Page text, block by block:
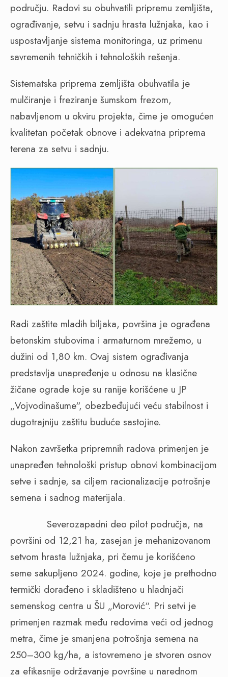
području. Radovi su obuhvatili pripremu zemljišta,
ograđivanje, setvu i sadnju hrasta lužnjaka, kao i
uspostavljanje sistema monitoringa, uz primenu
savremenih tehničkih i tehnoloških rešenja.
Sistematska priprema zemljišta obuhvatila je
mulčiranje i freziranje šumskom frezom,
nabavljenom u okviru projekta, čime je omogućen
kvalitetan početak obnove i adekvatna priprema
terena za setvu i sadnju.
Radi zaštite mladih biljaka, površina je ograđena
betonskim stubovima i armaturnom mrežemo, u
dužini od 1,80 km. Ovaj sistem ograđivanja
predstavlja unapređenje u odnosu na klasične
žičane ograde koje su ranije korišćene u JP
„Vojvodinašume“, obezbeđujući veću stabilnost i
dugotrajniju zaštitu buduće sastojine.
Nakon završetka pripremnih radova primenjen je
unapređen tehnološki pristup obnovi kombinacijom
setve i sadnje, sa ciljem racionalizacije potrošnje
semena i sadnog materijala.
Severozapadni deo pilot područja, na
površini od 12,21 ha, zasejan je mehanizovanom
setvom hrasta lužnjaka, pri čemu je korišćeno
seme sakupljeno 2024. godine, koje je prethodno
termički dorađeno i skladišteno u hladnjači
semenskog centra u ŠU „Morović“. Pri setvi je
primenjen razmak među redovima veći od jednog
metra, čime je smanjena potrošnja semena na
250–300 kg/ha, a istovremeno je stvoren osnov
za efikasnije održavanje površine u narednom